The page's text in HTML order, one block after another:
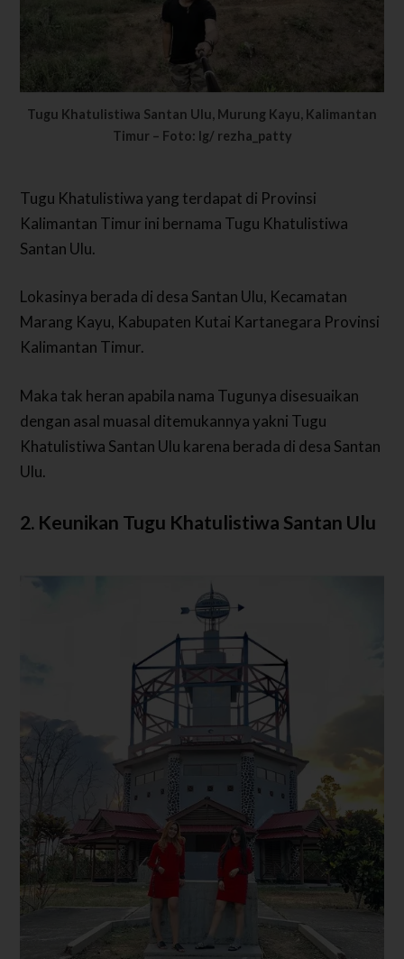
Tugu Khatulistiwa Santan Ulu, Murung Kayu, Kalimantan
Timur – Foto: Ig/ rezha_patty
Tugu Khatulistiwa yang terdapat di Provinsi
Kalimantan Timur ini bernama Tugu Khatulistiwa
Santan Ulu.
Lokasinya berada di desa Santan Ulu, Kecamatan
Marang Kayu, Kabupaten Kutai Kartanegara Provinsi
Kalimantan Timur.
Maka tak heran apabila nama Tugunya disesuaikan
dengan asal muasal ditemukannya yakni Tugu
Khatulistiwa Santan Ulu karena berada di desa Santan
Ulu.
2. Keunikan Tugu Khatulistiwa Santan Ulu